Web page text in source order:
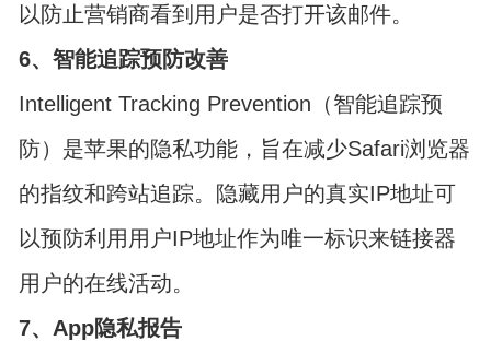
以防止营销商看到用户是否打开该邮件。
6、智能追踪预防改善
Intelligent Tracking Prevention（智能追踪预
防）是苹果的隐私功能，旨在减少Safari浏览器
的指纹和跨站追踪。隐藏用户的真实IP地址可
以预防利用用户IP地址作为唯一标识来链接器
用户的在线活动。
7、App隐私报告